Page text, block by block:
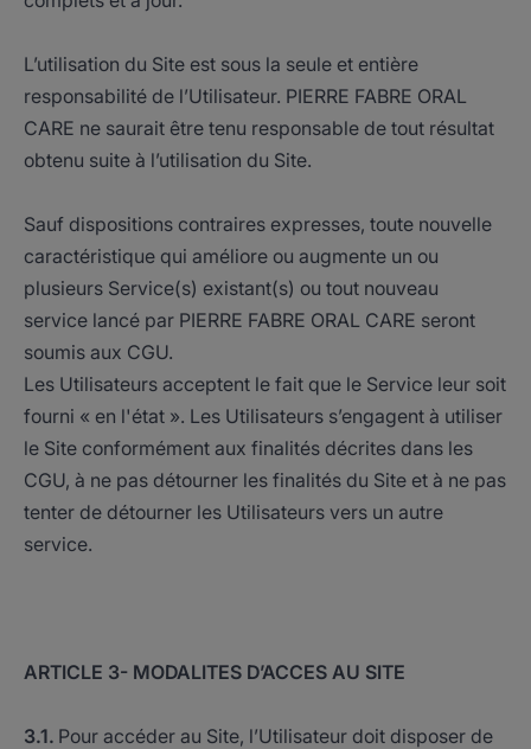
L’utilisation du Site est sous la seule et entière
responsabilité de l’Utilisateur. PIERRE FABRE ORAL
CARE ne saurait être tenu responsable de tout résultat
obtenu suite à l’utilisation du Site.
Sauf dispositions contraires expresses, toute nouvelle
caractéristique qui améliore ou augmente un ou
plusieurs Service(s) existant(s) ou tout nouveau
service lancé par PIERRE FABRE ORAL CARE seront
soumis aux CGU.
Les Utilisateurs acceptent le fait que le Service leur soit
fourni « en l'état ». Les Utilisateurs s’engagent à utiliser
le Site conformément aux finalités décrites dans les
CGU, à ne pas détourner les finalités du Site et à ne pas
tenter de détourner les Utilisateurs vers un autre
service.
ARTICLE 3- MODALITES D’ACCES AU SITE
3.1. Pour accéder au Site, l’Utilisateur doit disposer de